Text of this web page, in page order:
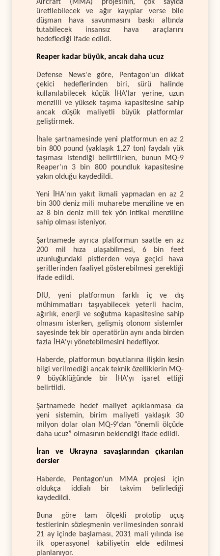
Aircraft (MMA) projesinin, çok sayıda
üretilebilecek ve ağır kayıplar verse bile
düşman hava savunmasını baskı altında
tutabilecek insansız hava araçlarını
hedeflediği ifade edildi.
Reaper kadar büyük, ancak daha ucuz
Defense News'e göre, Pentagon'un dikkat
çekici hedeflerinden biri, sürü halinde
kullanılabilecek küçük İHA'lar yerine, uzun
menzilli ve yüksek taşıma kapasitesine sahip
ancak düşük maliyetli büyük platformlar
geliştirmek.
İhale şartnamesinde yeni platformun en az 2
bin 800 pound (yaklaşık 1,27 ton) faydalı yük
taşıması istendiği belirtilirken, bunun MQ-9
Reaper'ın 3 bin 800 poundluk kapasitesine
yakın olduğu kaydedildi.
Yeni İHA'nın yakıt ikmali yapmadan en az 2
bin 300 deniz mili muharebe menziline ve en
az 8 bin deniz mili tek yön intikal menziline
sahip olması isteniyor.
Şartnamede ayrıca platformun saatte en az
200 mil hıza ulaşabilmesi, 6 bin feet
uzunluğundaki pistlerden veya geçici hava
şeritlerinden faaliyet gösterebilmesi gerektiği
ifade edildi.
DIU, yeni platformun farklı iç ve dış
mühimmatları taşıyabilecek yeterli hacim,
ağırlık, enerji ve soğutma kapasitesine sahip
olmasını isterken, gelişmiş otonom sistemler
sayesinde tek bir operatörün aynı anda birden
fazla İHA'yı yönetebilmesini hedefliyor.
Haberde, platformun boyutlarına ilişkin kesin
bilgi verilmediği ancak teknik özelliklerin MQ-
9 büyüklüğünde bir İHA'yı işaret ettiği
belirtildi.
Şartnamede hedef maliyet açıklanmasa da
yeni sistemin, birim maliyeti yaklaşık 30
milyon dolar olan MQ-9'dan “önemli ölçüde
daha ucuz” olmasının beklendiği ifade edildi.
İran ve Ukrayna savaşlarından çıkarılan
dersler
Haberde, Pentagon'un MMA projesi için
oldukça iddialı bir takvim belirlediği
kaydedildi.
Buna göre tam ölçekli prototip uçuş
testlerinin sözleşmenin verilmesinden sonraki
21 ay içinde başlaması, 2031 mali yılında ise
ilk operasyonel kabiliyetin elde edilmesi
planlanıyor.